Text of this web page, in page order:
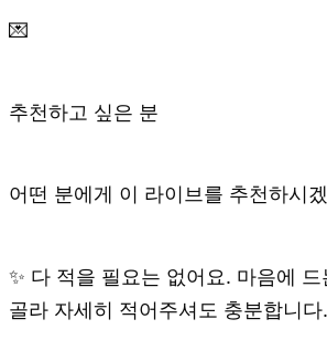
💌
추천하고 싶은 분
어떤 분에게 이 라이브를 추천하시
✨ 다 적을 필요는 없어요. 마음에
골라 자세히 적어주셔도 충분합니다.